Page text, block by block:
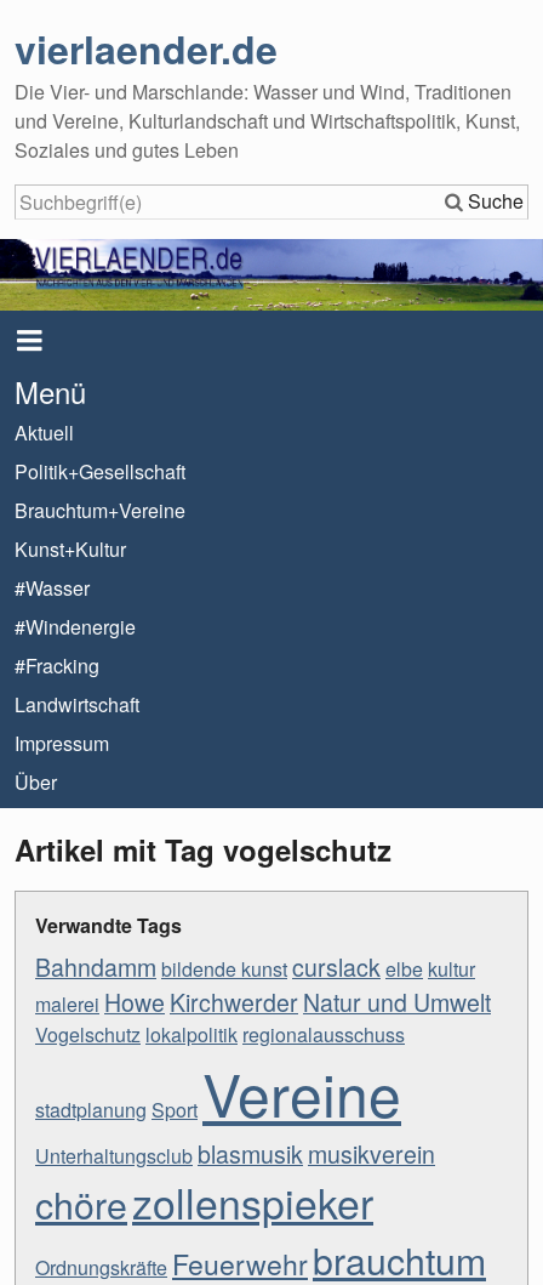
vierlaender.de
Die Vier- und Marschlande: Wasser und Wind, Traditionen
und Vereine, Kulturlandschaft und Wirtschaftspolitik, Kunst,
Soziales und gutes Leben
Suche
Menü
Aktuell
Politik+Gesellschaft
Brauchtum+Vereine
Kunst+Kultur
#Wasser
#Windenergie
#Fracking
Landwirtschaft
Impressum
Über
Artikel mit Tag vogelschutz
Verwandte Tags
Bahndamm bildende kunstcurslackelbe kultur
malerei Howe KirchwerderNatur und Umwelt
Vogelschutz lokalpolitik regionalausschuss
stadtplanung Sport Vereine
Unterhaltungsclub blasmusikmusikverein
chörezollenspieker
Ordnungskräfte Feuerwehrbrauchtum